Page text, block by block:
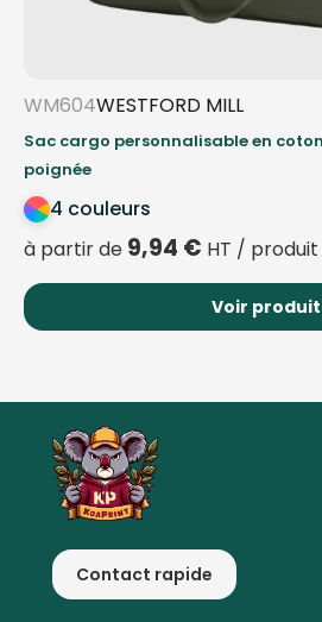
WM604WESTFORD MILL
Sac cargo personnalisable en
poignée
4 couleurs
à partir de 9,94 € HT / produit
Voir produit
Contact rapide